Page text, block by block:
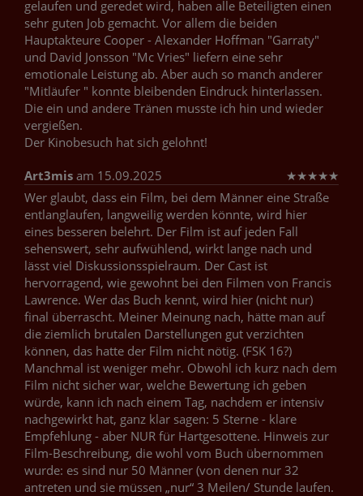
gelaufen und geredet wird, haben alle Beteiligten einen
sehr guten Job gemacht. Vor allem die beiden
Hauptakteure Cooper - Alexander Hoffman "Garraty"
und David Jonsson "Mc Vries" liefern eine sehr
emotionale Leistung ab. Aber auch so manch anderer
"Mitläufer " konnte bleibenden Eindruck hinterlassen.
Die ein und andere Tränen musste ich hin und wieder
vergießen.
Der Kinobesuch hat sich gelohnt!
Art3mis am 15.09.2025 ★★★★★
Wer glaubt, dass ein Film, bei dem Männer eine Straße
entlanglaufen, langweilig werden könnte, wird hier
eines besseren belehrt. Der Film ist auf jeden Fall
sehenswert, sehr aufwühlend, wirkt lange nach und
lässt viel Diskussionsspielraum. Der Cast ist
hervorragend, wie gewohnt bei den Filmen von Francis
Lawrence. Wer das Buch kennt, wird hier (nicht nur)
final überrascht. Meiner Meinung nach, hätte man auf
die ziemlich brutalen Darstellungen gut verzichten
können, das hatte der Film nicht nötig. (FSK 16?)
Manchmal ist weniger mehr. Obwohl ich kurz nach dem
Film nicht sicher war, welche Bewertung ich geben
würde, kann ich nach einem Tag, nachdem er intensiv
nachgewirkt hat, ganz klar sagen: 5 Sterne - klare
Empfehlung - aber NUR für Hartgesottene. Hinweis zur
Film-Beschreibung, die wohl vom Buch übernommen
wurde: es sind nur 50 Männer (von denen nur 32
antreten und sie müssen „nur“ 3 Meilen/ Stunde laufen.